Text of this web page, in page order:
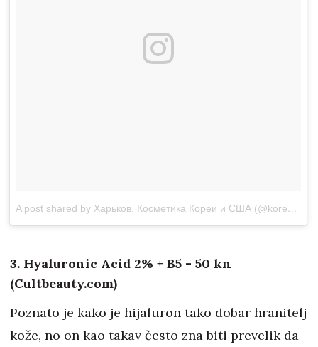
A post shared by Харьков. Косметика Кореи и США (@koreya_beauty_ua)
3. Hyaluronic Acid 2% + B5 - 50 kn
(Cultbeauty.com)
Poznato je kako je hijaluron tako dobar hranitelj
kože, no on kao takav često zna biti prevelik da